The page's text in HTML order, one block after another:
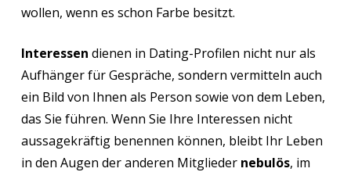
wollen, wenn es schon Farbe besitzt.
Interessen dienen in Dating-Profilen nicht nur als
Aufhänger für Gespräche, sondern vermitteln auch
ein Bild von Ihnen als Person sowie von dem Leben,
das Sie führen. Wenn Sie Ihre Interessen nicht
aussagekräftig benennen können, bleibt Ihr Leben
in den Augen der anderen Mitglieder nebulös, im